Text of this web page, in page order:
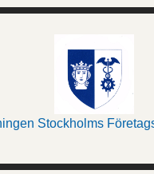
Stockholms